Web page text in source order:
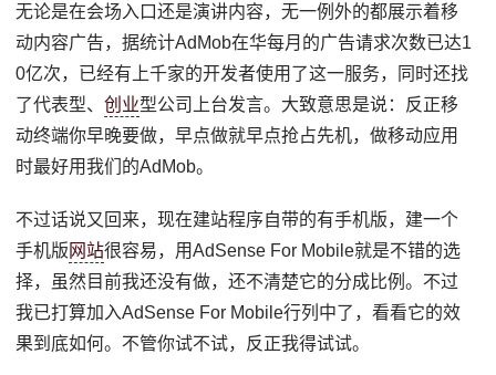
无论是在会场入口还是演讲内容，无一例外的都展示着移
动内容广告，据统计AdMob在华每月的广告请求次数已达1
0亿次，已经有上千家的开发者使用了这一服务，同时还找
了代表型、创业型公司上台发言。大致意思是说：反正移
动终端你早晚要做，早点做就早点抢占先机，做移动应用
时最好用我们的AdMob。
不过话说又回来，现在建站程序自带的有手机版，建一个
手机版 网站很容易，用AdSense For Mobile就是不错的选
择，虽然目前我还没有做，还不清楚它的分成比例。不过
我已打算加入AdSense For Mobile行列中了，看看它的效
果到底如何。不管你试不试，反正我得试试。